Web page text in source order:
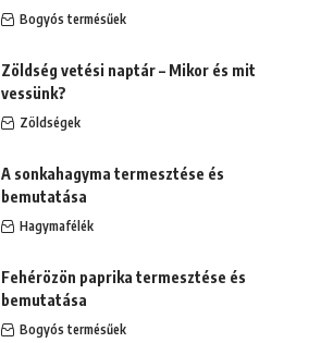
Bogyós termésűek
Zöldség vetési naptár – Mikor és mit
vessünk?
Zöldségek
A sonkahagyma termesztése és
bemutatása
Hagymafélék
Fehérözön paprika termesztése és
bemutatása
Bogyós termésűek